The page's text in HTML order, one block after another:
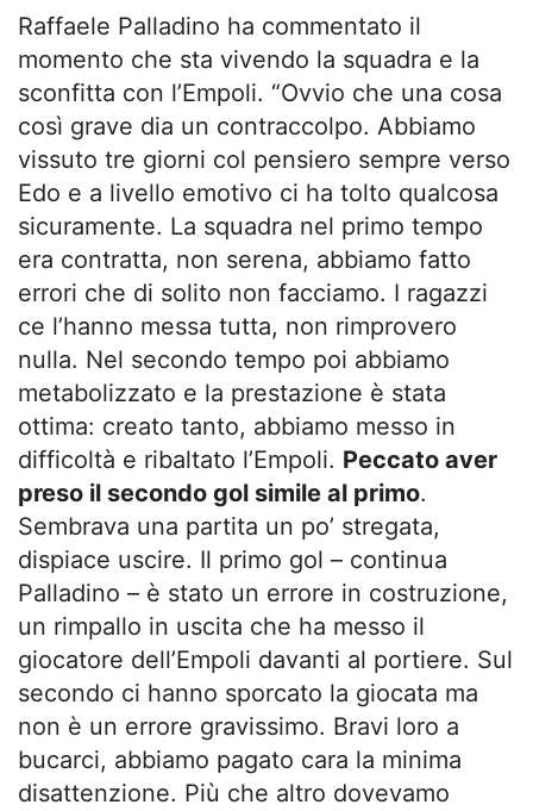
Raffaele Palladino ha commentato il
momento che sta vivendo la squadra e la
sconfitta con l’Empoli. “Ovvio che una cosa
così grave dia un contraccolpo. Abbiamo
vissuto tre giorni col pensiero sempre verso
Edo e a livello emotivo ci ha tolto qualcosa
sicuramente. La squadra nel primo tempo
era contratta, non serena, abbiamo fatto
errori che di solito non facciamo. I ragazzi
ce l’hanno messa tutta, non rimprovero
nulla. Nel secondo tempo poi abbiamo
metabolizzato e la prestazione è stata
ottima: creato tanto, abbiamo messo in
difficoltà e ribaltato l’Empoli. Peccato aver
preso il secondo gol simile al primo.
Sembrava una partita un po’ stregata,
dispiace uscire. Il primo gol – continua
Palladino – è stato un errore in costruzione,
un rimpallo in uscita che ha messo il
giocatore dell’Empoli davanti al portiere. Sul
secondo ci hanno sporcato la giocata ma
non è un errore gravissimo. Bravi loro a
bucarci, abbiamo pagato cara la minima
disattenzione. Più che altro dovevamo